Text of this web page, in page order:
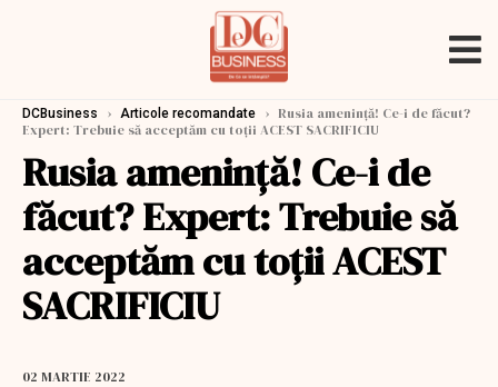
DCBusiness › Articole recomandate › Rusia amenință! Ce-i de făcut?
Expert: Trebuie să acceptăm cu toții ACEST SACRIFICIU
Rusia amenință! Ce-i de
făcut? Expert: Trebuie să
acceptăm cu toții ACEST
SACRIFICIU
02 MARTIE 2022